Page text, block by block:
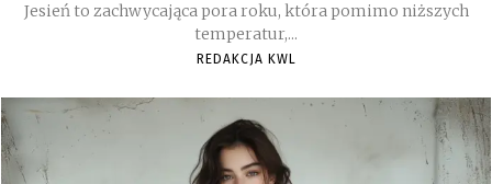
Jesień to zachwycająca pora roku, która pomimo niższych
temperatur,...
REDAKCJA KWL